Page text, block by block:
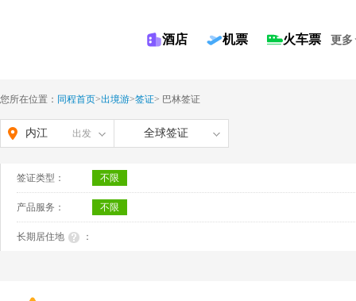
酒店 机票 火车票 更多
您所在位置： 同程首页>出境游>签证> 巴林签证
内江 出发 全球签证
签证类型： 不限
产品服务： 不限
长期居住地 ：